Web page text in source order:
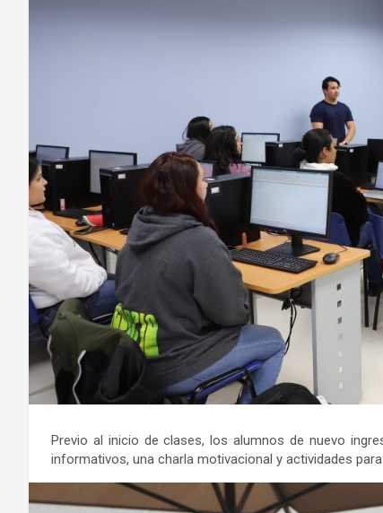
Previo al inicio de clases, los alumnos de nuevo
informativos, una charla motivacional y actividades